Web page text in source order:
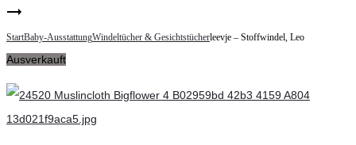
navigation
Tasche
loeoprint
leevje
–
Tasche
ocean
StartBaby-AusstattungWindeltücher & Gesichtstücherleevje – Stoffwindel, Leo
Ausverkauft